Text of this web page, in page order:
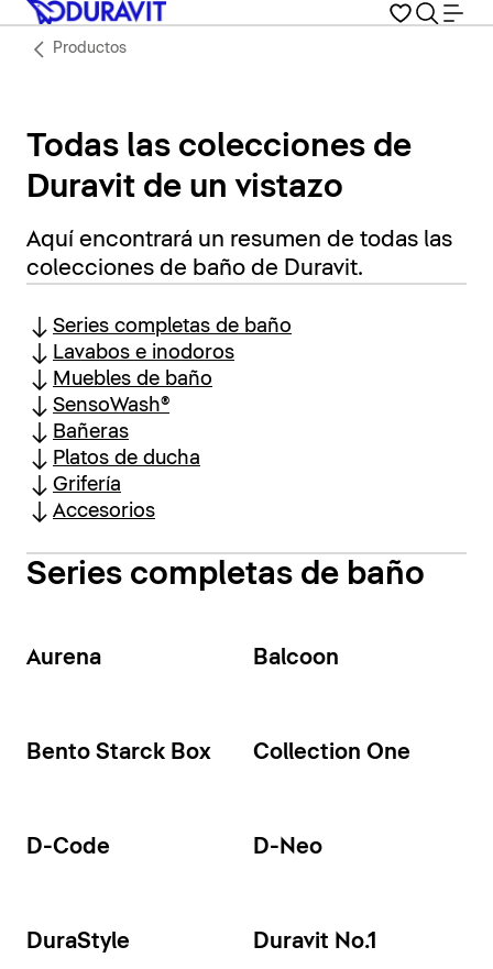
Productos
Todas las colecciones de
Duravit de un vistazo
Aquí encontrará un resumen de todas las
colecciones de baño de Duravit.
Series completas de baño
Lavabos e inodoros
Muebles de baño
SensoWash®
Bañeras
Platos de ducha
Grifería
Accesorios
Series completas de baño
Aurena Balcoon
Bento Starck Box Collection One
D-Code D-Neo
DuraStyle Duravit No.1